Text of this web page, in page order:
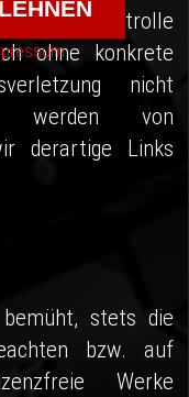
Kontrolle
ohne konkrete
nicht
werden von
derartige Links
stets die
bzw. auf
Werke